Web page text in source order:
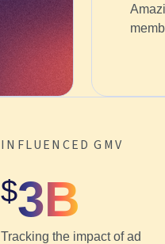
INFLUENCED GMV
$3B
Tracking the impact of ad